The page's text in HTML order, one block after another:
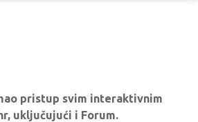
pristup svim interaktivnim
uključujući i Forum.